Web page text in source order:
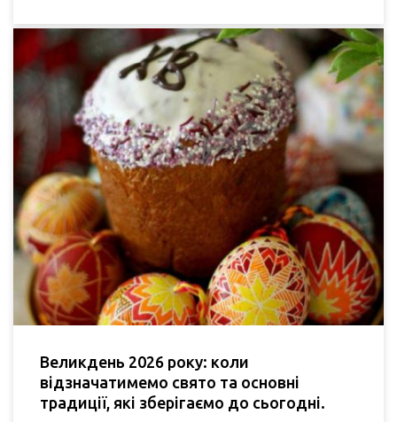
Великдень 2026 року: коли
відзначатимемо свято та основні
традиції, які зберігаємо до сьогодні.